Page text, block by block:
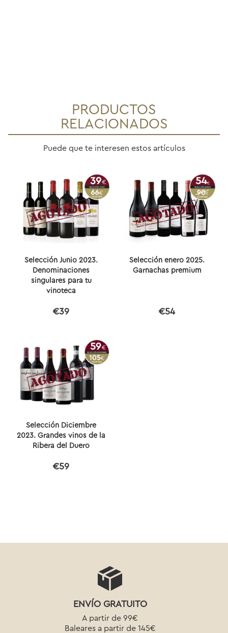
PRODUCTOS
RELACIONADOS
Puede que te interesen estos artículos
Selección Junio 2023.
Denominaciones
singulares para tu
vinoteca
€39
Selección enero 2025.
Garnachas premium
€54
Selección Diciembre
2023. Grandes vinos de la
Ribera del Duero
€59
ENVÍO GRATUITO
A partir de 99€
Baleares a partir de 145€